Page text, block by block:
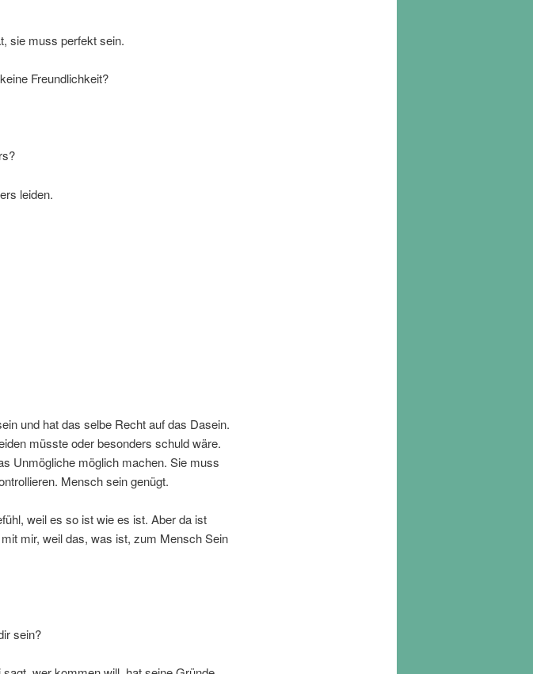
sie muss perfekt sein.
Freundlichkeit?
leiden.
und hat das selbe Recht auf das Dasein.
müsste oder besonders schuld wäre.
Unmögliche möglich machen. Sie muss
Mensch sein genügt.
weil es so ist wie es ist. Aber da ist
mir, weil das, was ist, zum Mensch Sein
sein?